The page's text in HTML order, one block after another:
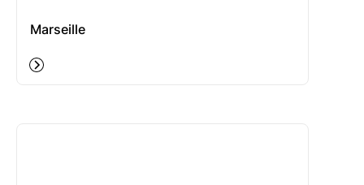
Marseille